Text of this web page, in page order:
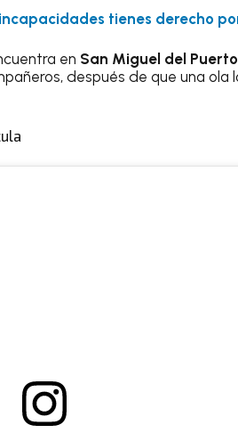
tienes derecho
en San Miguel del Puerto
después de que una ola